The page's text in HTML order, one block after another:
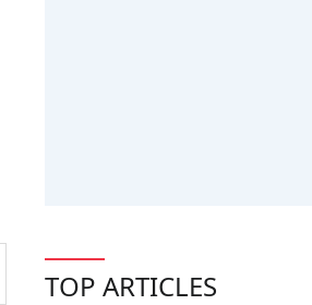
TOP ARTICLES